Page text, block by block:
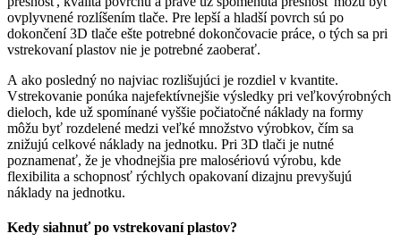
ovplyvnené rozlíšením tlače. Pre lepší a hladší povrch sú po
dokončení 3D tlače ešte potrebné dokončovacie práce, o tých sa pri
vstrekovaní plastov nie je potrebné zaoberať.
A ako posledný no najviac rozlišujúci je rozdiel v kvantite.
Vstrekovanie ponúka najefektívnejšie výsledky pri veľkovýrobných
dieloch, kde už spomínané vyššie počiatočné náklady na formy
môžu byť rozdelené medzi veľké množstvo výrobkov, čím sa
znižujú celkové náklady na jednotku. Pri 3D tlači je nutné
poznamenať, že je vhodnejšia pre malosériovú výrobu, kde
flexibilita a schopnosť rýchlych opakovaní dizajnu prevyšujú
náklady na jednotku.
Kedy siahnuť po vstrekovaní plastov?